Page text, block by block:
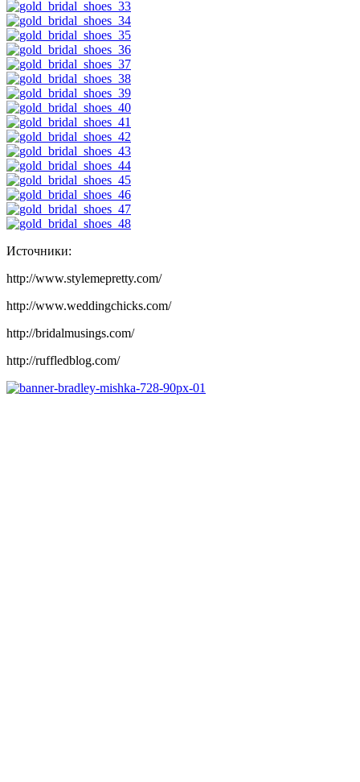
Источники:
http://www.stylemepretty.com/
http://www.weddingchicks.com/
http://bridalmusings.com/
http://ruffledblog.com/